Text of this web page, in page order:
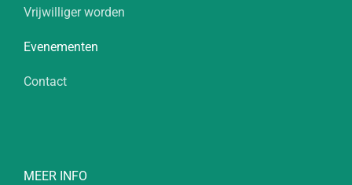
Vrijwilliger worden
Evenementen
Contact
MEER INFO